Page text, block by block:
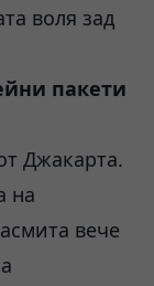
воля зад
пакети
Джакарта.
на
вече